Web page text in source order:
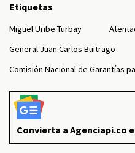
Etiquetas
Miguel Uribe Turbay
General Juan Carlos Buitrago
Comisión Nacional de Garantías
Convierta a Agenciapi.co